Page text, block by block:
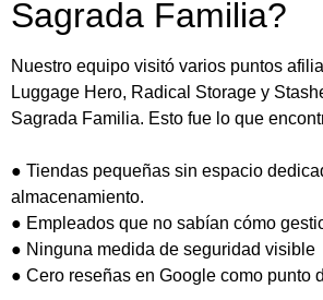
Sagrada Familia?
Nuestro equipo visitó varios puntos
Luggage Hero, Radical Storage y
Sagrada Familia. Esto fue lo que
● Tiendas pequeñas sin espacio
almacenamiento.
● Empleados que no sabían cómo
● Ninguna medida de seguridad visible
● Cero reseñas en Google como punto